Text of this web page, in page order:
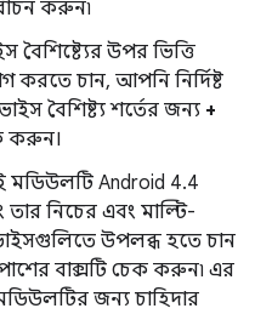
করুন৷
উপর ভিত্তি
করতে চান, আপনি নির্দিষ্ট
বৈশিষ্ট্য শর্তের জন্য +
করুন।
মডিউলটি Android 4.4
নিচের এবং মাল্টি-
উপলব্ধ হতে চান
বাক্সটি চেক করুন৷ এর
জন্য চাহিদার